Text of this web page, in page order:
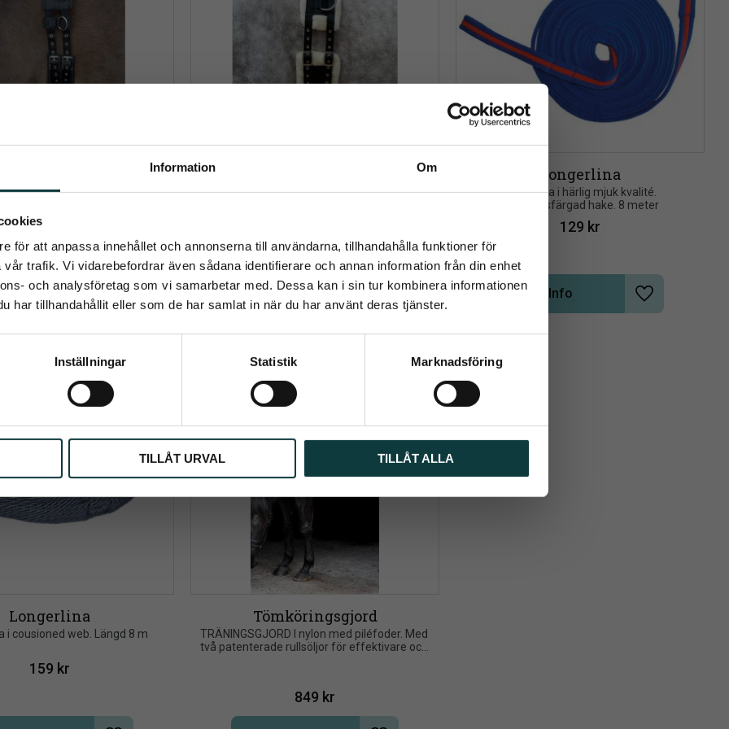
Information Om
för att anpassa innehållet och annonserna till användarna, tillhandahålla funktioner för
trafik. Vi vidarebefordrar även sådana identifierare och annan information från din enhet
och analysföretag som vi samarbetar med. Dessa kan i sin tur kombinera informationen
har tillhandahållit eller som de har samlat in när du har använt deras tjänster.
Inställningar Statistik Marknadsföring
TILLÅT URVAL TILLÅT ALLA
med neoprene. Svart.
699kr
Lägg till i önskelista
Info
Longergjord -comfort teddy
storlek cob/full
439kr
Lägg till i önskelista
Info
Longerlina
Longerlina i härlig mjuk kvalité.
Mässingsfärgad hake. 8 meter
129 kr
Lägg till i
Info
Longerlina
i cousioned web. Längd 8 m
159 kr
Tömköringsgjord
TRÄNINGSGJORD I nylon med piléfoder. Med
två patenterade rullsöljor för effektivare och
849 kr
close
på Emmishopens nyhetsbrev
direkt i din inkorg
Prenumerera
behandlas i enlighet med vår